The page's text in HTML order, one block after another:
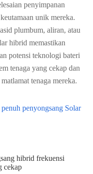
penyimpanan
unik mereka.
plumbum, aliran, atau
hibrid memastikan
potensi teknologi bateri
tenaga yang cekap dan
tenaga mereka.
penuh penyongsang Solar
hibrid frekuensi
cekap